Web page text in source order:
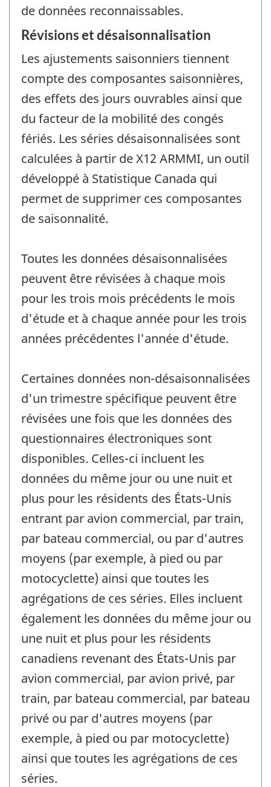
de données reconnaissables.
Révisions et désaisonnalisation
Les ajustements saisonniers tiennent
compte des composantes saisonnières,
des effets des jours ouvrables ainsi que
du facteur de la mobilité des congés
fériés. Les séries désaisonnalisées sont
calculées à partir de X12 ARMMI, un outil
développé à Statistique Canada qui
permet de supprimer ces composantes
de saisonnalité.
Toutes les données désaisonnalisées
peuvent être révisées à chaque mois
pour les trois mois précédents le mois
d'étude et à chaque année pour les trois
années précédentes l'année d'étude.
Certaines données non-désaisonnalisées
d'un trimestre spécifique peuvent être
révisées une fois que les données des
questionnaires électroniques sont
disponibles. Celles-ci incluent les
données du même jour ou une nuit et
plus pour les résidents des États-Unis
entrant par avion commercial, par train,
par bateau commercial, ou par d'autres
moyens (par exemple, à pied ou par
motocyclette) ainsi que toutes les
agrégations de ces séries. Elles incluent
également les données du même jour ou
une nuit et plus pour les résidents
canadiens revenant des États-Unis par
avion commercial, par avion privé, par
train, par bateau commercial, par bateau
privé ou par d'autres moyens (par
exemple, à pied ou par motocyclette)
ainsi que toutes les agrégations de ces
séries.